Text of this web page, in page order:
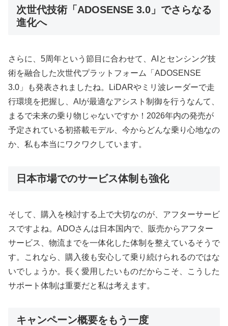
次世代技術「ADOSENSE 3.0」でさらなる
進化へ
さらに、5周年という節目に合わせて、AIとセンシング技
術を融合した次世代プラットフォーム「ADOSENSE
3.0」も発表されましたね。LiDARやミリ波レーダーで走
行環境を把握し、AIが最適なアシスト制御を行うなんて、
まるで未来の乗り物じゃないですか！2026年内の発売が
予定されている初搭載モデル、今からどんな乗り心地なの
か、私も本当にワクワクしています。
日本市場でのサービス体制も強化
そして、購入を検討する上で大切なのが、アフターサービ
スですよね。ADOさんは日本国内で、販売からアフター
サービス、物流までを一体化した体制を整えているそうで
す。これなら、購入後も安心して乗り続けられるのではな
いでしょうか。長く愛用したいものだからこそ、こうした
サポート体制は重要だと私は考えます。
キャンペーン概要をもう一度